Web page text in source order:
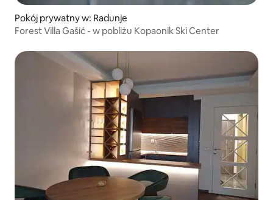
Pokój prywatny w: Radunje
Forest Villa Gašić - w pobliżu Kopaonik Ski Center